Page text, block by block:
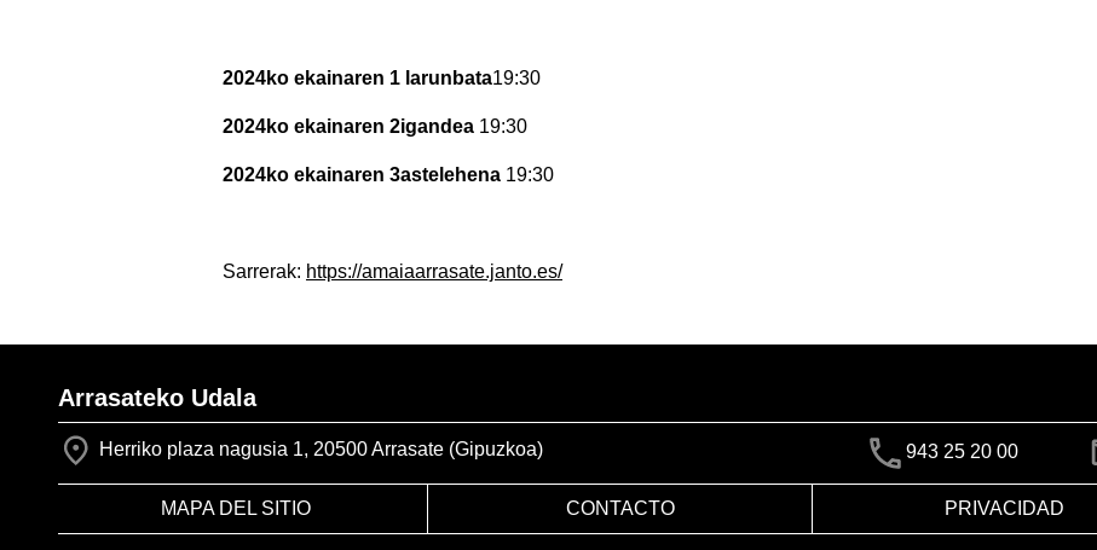
2024ko ekainaren 1 larunbata19:30
2024ko ekainaren 2igandea 19:30
2024ko ekainaren 3astelehena 19:30
Sarrerak: https://amaiaarrasate.janto.es/
Arrasateko Udala
Herriko plaza nagusia 1, 20500 Arrasate (Gipuzkoa) 943 25 20 00
MAPA DEL SITIO CONTACTO PRIVACIDAD